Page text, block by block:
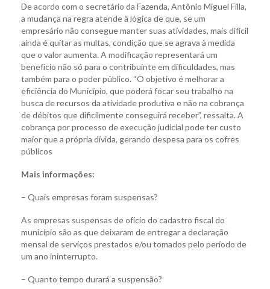
De acordo com o secretário da Fazenda, Antônio Miguel Filla,
a mudança na regra atende à lógica de que, se um
empresário não consegue manter suas atividades, mais difícil
ainda é quitar as multas, condição que se agrava à medida
que o valor aumenta. A modificação representará um
benefício não só para o contribuinte em dificuldades, mas
também para o poder público. “O objetivo é melhorar a
eficiência do Município, que poderá focar seu trabalho na
busca de recursos da atividade produtiva e não na cobrança
de débitos que dificilmente conseguirá receber”, ressalta. A
cobrança por processo de execução judicial pode ter custo
maior que a própria dívida, gerando despesa para os cofres
públicos
Mais informações:
– Quais empresas foram suspensas?
As empresas suspensas de ofício do cadastro fiscal do
município são as que deixaram de entregar a declaração
mensal de serviços prestados e/ou tomados pelo período de
um ano ininterrupto.
– Quanto tempo durará a suspensão?